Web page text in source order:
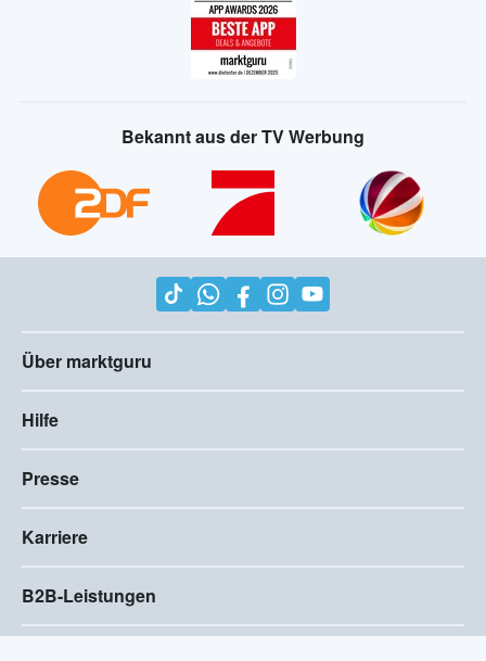
Bekannt aus der TV Werbung
Über marktguru
Hilfe
Presse
Karriere
B2B-Leistungen